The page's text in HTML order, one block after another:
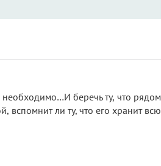
беречь ту, что рядом
вспомнит ли ту, что его хранит всю